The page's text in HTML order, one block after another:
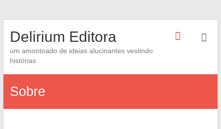
Delirium Editora
um amontoado de ideias alucinantes vestindo
histórias
Sobre